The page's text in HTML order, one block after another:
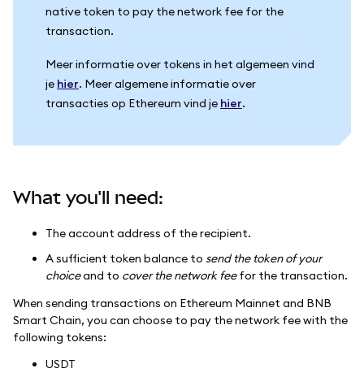
native token to pay the network fee for the
transaction.
Meer informatie over tokens in het algemeen vind
je hier. Meer algemene informatie over
transacties op Ethereum vind je hier.
What you'll need:
The account address of the recipient.
A sufficient token balance to send the token of your
choiceand to cover the network feefor the transaction.
When sending transactions on Ethereum Mainnet and BNB
Smart Chain, you can choose to pay the network fee with the
following tokens:
USDT